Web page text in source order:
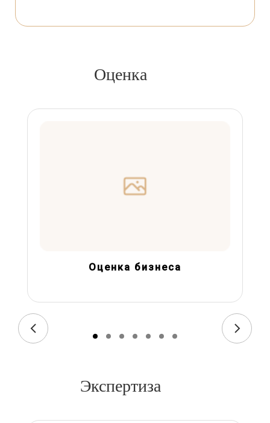
Оценка
Оценка бизнеса
Экспертиза